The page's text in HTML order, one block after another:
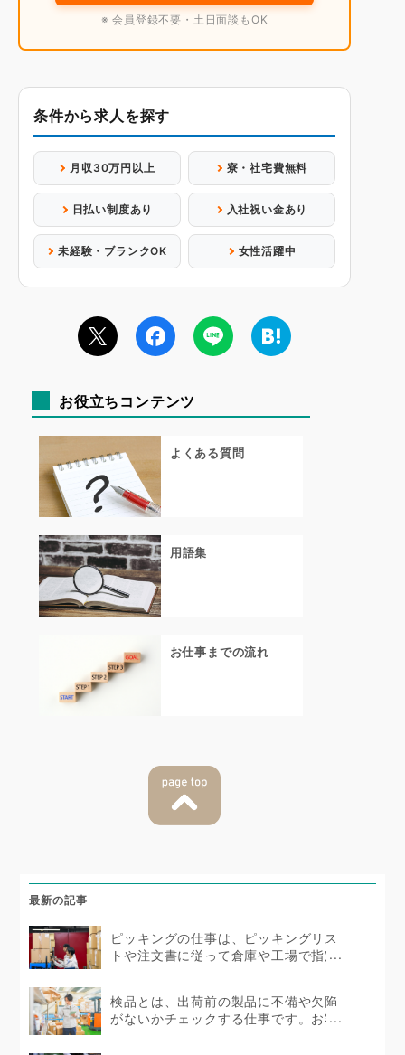
※ 会員登録不要・土日面談もOK
条件から求人を探す
月収30万円以上 寮・社宅費無料
日払い制度あり 入社祝い金あり
未経験・ブランクOK 女性活躍中
お役立ちコンテンツ
よくある質問
用語集
お仕事までの流れ
最新の記事
ピッキングの仕事は、ピッキングリス
トや注文書に従って倉庫や工場で指定
検品とは、出荷前の製品に不備や欠陥
がないかチェックする仕事です。お客